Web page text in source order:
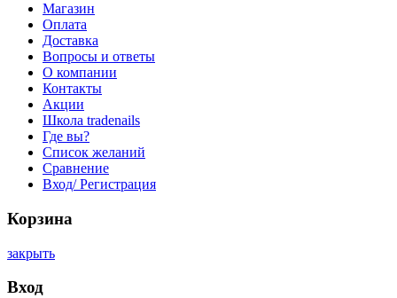
Магазин
Оплата
Доставка
Вопросы и ответы
О компании
Контакты
Акции
Школа tradenails
Где вы?
Список желаний
Сравнение
Вход/ Регистрация
Корзина
закрыть
Вход